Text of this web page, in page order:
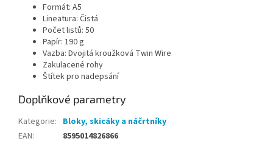
Formát: A5
Lineatura: Čistá
Počet listů: 50
Papír: 190 g
Vazba: Dvojitá kroužková Twin Wire
Zakulacené rohy
Štítek pro nadepsání
Doplňkové parametry
Kategorie: Bloky, skicáky a náčrtníky
EAN: 8595014826866